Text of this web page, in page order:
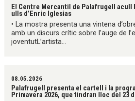
El Centre Mercantil de Palafrugell acull
ulls d’Enric Iglesias
• La mostra presenta una vintena
amb un discurs crític sobre l’auge de
joventutL’artista...
08.05.2026
Palafrugell presenta el cartell i la
Primavera 2026, que tindran lloc del 23